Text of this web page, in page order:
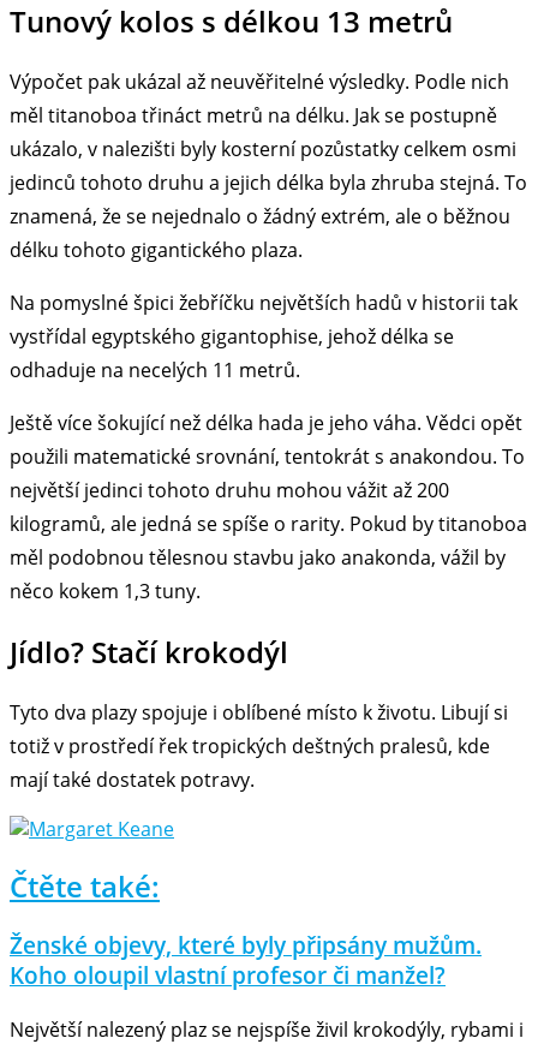
Tunový kolos s délkou 13 metrů
Výpočet pak ukázal až neuvěřitelné výsledky. Podle nich
měl titanoboa třináct metrů na délku. Jak se postupně
ukázalo, v nalezišti byly kosterní pozůstatky celkem osmi
jedinců tohoto druhu a jejich délka byla zhruba stejná. To
znamená, že se nejednalo o žádný extrém, ale o běžnou
délku tohoto gigantického plaza.
Na pomyslné špici žebříčku největších hadů v historii tak
vystřídal egyptského gigantophise, jehož délka se
odhaduje na necelých 11 metrů.
Ještě více šokující než délka hada je jeho váha. Vědci opět
použili matematické srovnání, tentokrát s anakondou. To
největší jedinci tohoto druhu mohou vážit až 200
kilogramů, ale jedná se spíše o rarity. Pokud by titanoboa
měl podobnou tělesnou stavbu jako anakonda, vážil by
něco kokem 1,3 tuny.
Jídlo? Stačí krokodýl
Tyto dva plazy spojuje i oblíbené místo k životu. Libují si
totiž v prostředí řek tropických deštných pralesů, kde
mají také dostatek potravy.
Čtěte také:
Ženské objevy, které byly připsány mužům.
Koho oloupil vlastní profesor či manžel?
Největší nalezený plaz se nejspíše živil krokodýly, rybami i